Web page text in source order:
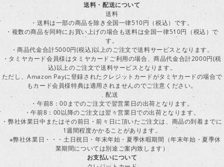
送料・配送について
送料
・送料は一部の商品を除き全国一律510円（税込）です。
・複数の商品を同時にお買い上げの場合も送料は全国一律510円（税込）で
す。
・商品代金合計5000円(税込)以上のご注文で送料サービスとなります。
・タミヤカード会員様はタミヤカードご利用の場合、商品代金合計2000円(税
込)以上のご注文で送料サービスとなります。
ただし、Amazon Payに登録されたクレジットカードがタミヤカードの場合で
もカード会員様特典は適用されませんのでご注意ください。
配送
・午前8：00までのご注文で翌営業日の出荷となります。
・午前8：00以降のご注文は翌々営業日での出荷となります。
・弊社休業日中またはその前日・前々日に頂いたご注文は、商品の到着までに
1週間程度かかることがあります。
※弊社休業日・・・土日祝日・年末年始・夏季休暇期間（年末年始・夏季休
業期間については別途ご案内致します）
お支払いについて